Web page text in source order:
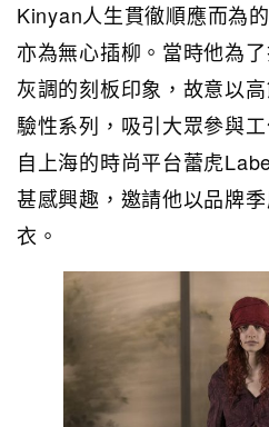
Kinyan人生貫徹順應而為
亦為無心插柳。當時他為
灰調的刻板印象，故意以
驗性系列，吸引大眾參與
自上海的時尚平台蕾虎
甚感興趣，邀請他以品牌
衣。